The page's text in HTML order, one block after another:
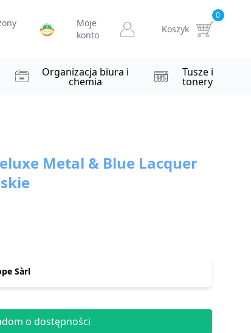
Moje
konto
Koszyk
0
Organizacja biura i
chemia
Tusze i
tonery
Metal & Blue Lacquer
Sàrl
o dostępności